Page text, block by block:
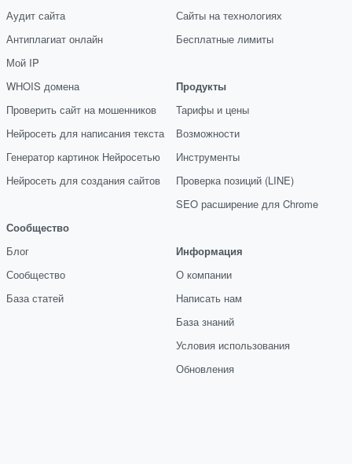
Аудит сайта
Антиплагиат онлайн
Мой IP
WHOIS домена
Проверить сайт на мошенников
Нейросеть для написания текста
Генератор картинок Нейросетью
Нейросеть для создания сайтов
Сообщество
Блог
Сообщество
База статей
Сайты на технологиях
Бесплатные лимиты
Продукты
Тарифы и цены
Возможности
Инструменты
Проверка позиций (LINE)
SEO расширение для Chrome
Информация
О компании
Написать нам
База знаний
Условия использования
Обновления